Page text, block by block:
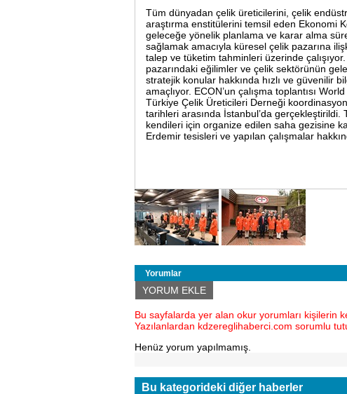
Tüm dünyadan çelik üreticilerini, çelik
araştırma enstitülerini temsil eden Ekonomi
geleceğe yönelik planlama ve karar alma
sağlamak amacıyla küresel çelik pazarına
talep ve tüketim tahminleri üzerinde
pazarındaki eğilimler ve çelik sektörünün
stratejik konular hakkında hızlı ve güvenilir
amaçlıyor. ECON’un çalışma toplantısı
Türkiye Çelik Üreticileri Derneği
tarihleri arasında İstanbul’da gerçekleştirildi.
kendileri için organize edilen saha gezisine
Erdemir tesisleri ve yapılan çalışmalar
Yorumlar
YORUM EKLE
Bu sayfalarda yer alan okur yorumları kişilerin
Yazılanlardan kdzereglihaberci.com sorumlu
Henüz yorum yapılmamış.
Bu kategorideki diğer haberler